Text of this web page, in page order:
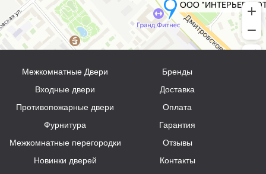
Межкомнатные Двери
Входные двери
Противопожарные двери
Фурнитура
Межкомнатные перегородки
Новинки дверей
Бренды
Доставка
Оплата
Гарантия
Отзывы
Контакты